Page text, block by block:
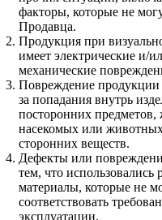
факторы, которые не
Продавца.
Продукция при
имеет электрические и/
механические
Повреждение продукции
за попадания внутрь
посторонних предметов,
насекомых или
сторонних веществ.
Дефекты или
тем, что использовались
материалы, которые не
соответствовать
эксплуатации.